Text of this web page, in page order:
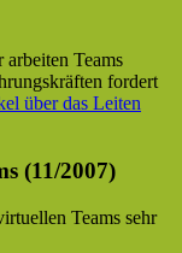
Teams
fordert
über das Leiten
(11/2007)
Teams sehr